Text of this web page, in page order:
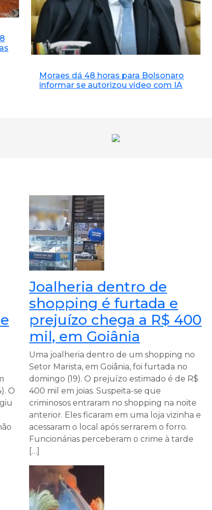
Moraes dá 48 horas para Bolsonaro
informar se autorizou vídeo com IA
O
Joalheria dentro de
shopping é furtada e
prejuízo chega a R$ 400
mil, em Goiânia
Uma joalheria dentro de um shopping no
Setor Marista, em Goiânia, foi furtada no
domingo (19). O prejuízo estimado é de R$
400 mil em joias. Suspeita-se que
criminosos entraram no shopping na noite
anterior. Eles ficaram em uma loja vizinha e
acessaram o local após serrarem o forro.
Funcionárias perceberam o crime à tarde
[…]